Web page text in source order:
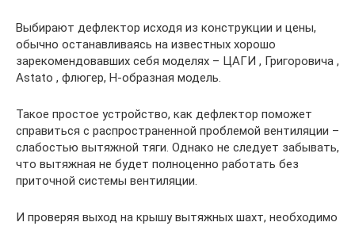
Выбирают дефлектор исходя из конструкции и цены,
обычно останавливаясь на известных хорошо
зарекомендовавших себя моделях – ЦАГИ , Григоровича ,
Astato , флюгер, Н-образная модель.
Такое простое устройство, как дефлектор поможет
справиться с распространенной проблемой вентиляции –
слабостью вытяжной тяги. Однако не следует забывать,
что вытяжная не будет полноценно работать без
приточной системы вентиляции.
И проверяя выход на крышу вытяжных шахт, необходимо